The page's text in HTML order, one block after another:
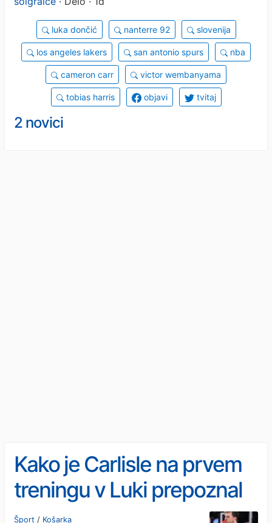
luka dončić nanterre 92 slovenija
los angeles lakers san antonio spurs nba
cameron carr victor wembanyama
tobias harris objavi tvitaj
2 novici
Kako je Carlisle na prvem
treningu v Luki prepoznal
Magica
Šport / Košarka